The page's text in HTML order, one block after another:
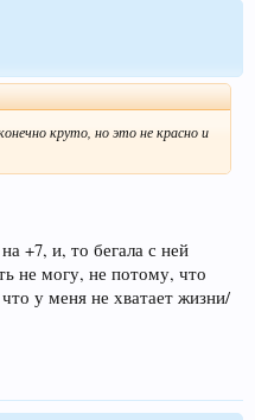
круто, но это не красно и
+7, и, то бегала с ней
не могу, не потому, что
у меня не хватает жизни/